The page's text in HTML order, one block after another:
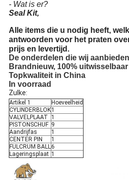
- Wat is er?
Seal Kit,
Alle items die u nodig heeft,
antwoorden voor het praten
prijs en levertijd.
De onderdelen die wij
Brandnieuw, 100%
Topkwaliteit in China
In voorraad
Zulke:
Artikel 1
Hoeveelheid
CYLINDERBLOK1
VALVELPLAAT
1
PISTONSCHUF 9
Aandrijfas
1
CENTER PIN
1
FULCRUM BALL6
Lageringsplaat 1